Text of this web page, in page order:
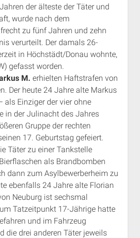
der älteste der Täter und
wurde nach dem
zu fünf Jahren und zehn
verurteilt. Der damals 26-
in Höchstädt/Donau wohnte,
gefasst worden.
M. erhielten Haftstrafen von
Der heute 24 Jahre alte Markus
als Einziger der vier ohne
in der Julinacht des Jahres
Gruppe der rechten
17. Geburtstag gefeiert.
Täter zu einer Tankstelle
als Brandbomben
dann zum Asylbewerberheim zu
ebenfalls 24 Jahre alte Florian
Neuburg ist sechsmal
Tatzeitpunkt 17-Jährige hatte
und im Fahrzeug
die drei anderen Täter jeweils